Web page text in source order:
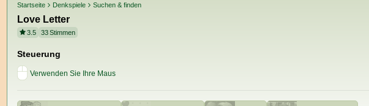
Startseite Denkspiele Suchen & finden
Love Letter
3.5 33Stimmen
Steuerung
Verwenden Sie Ihre Maus